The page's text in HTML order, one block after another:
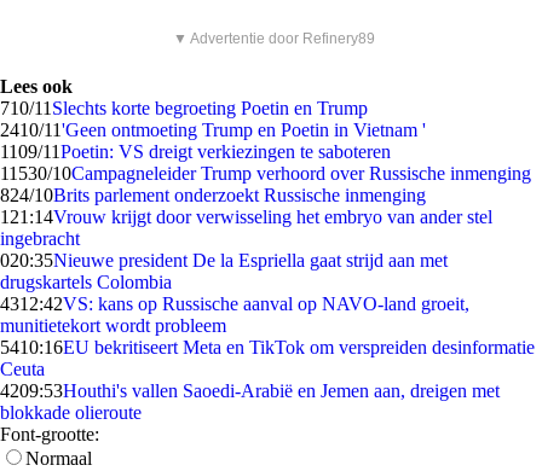
▼ Advertentie door Refinery89
Lees ook
710/11 Slechts korte begroeting Poetin en Trump
2410/11'Geen ontmoeting Trump en Poetin in Vietnam '
1109/11Poetin: VS dreigt verkiezingen te saboteren
11530/10Campagneleider Trump verhoord over Russische inmenging
824/10Brits parlement onderzoekt Russische inmenging
1 21:14Vrouw krijgt door verwisseling het embryo van ander stel
ingebracht
020:35Nieuwe president De la Espriella gaat strijd aan met
drugskartels Colombia
4312:42VS: kans op Russische aanval op NAVO-land groeit,
munitietekort wordt probleem
5410:16EU bekritiseert Meta en TikTok om verspreiden desinformatie
Ceuta
4209:53Houthi's vallen Saoedi-Arabië en Jemen aan, dreigen met
blokkade olieroute
Font-grootte:
Normaal